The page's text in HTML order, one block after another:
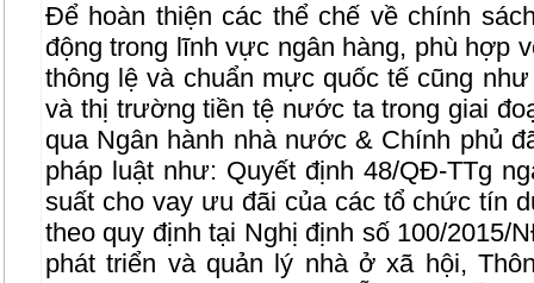
Để hoàn thiện các thể chế về chính
động trong lĩnh vực ngân hàng, phù hợp
thông lệ và chuẩn mực quốc tế cũng
và thị trường tiền tệ nước ta trong giai
qua Ngân hành nhà nước & Chính phủ
pháp luật như: Quyết định 48/QĐ-TTg
suất cho vay ưu đãi của các tổ chức tín
theo quy định tại Nghị định số 100/2015/
phát triển và quản lý nhà ở xã hội,